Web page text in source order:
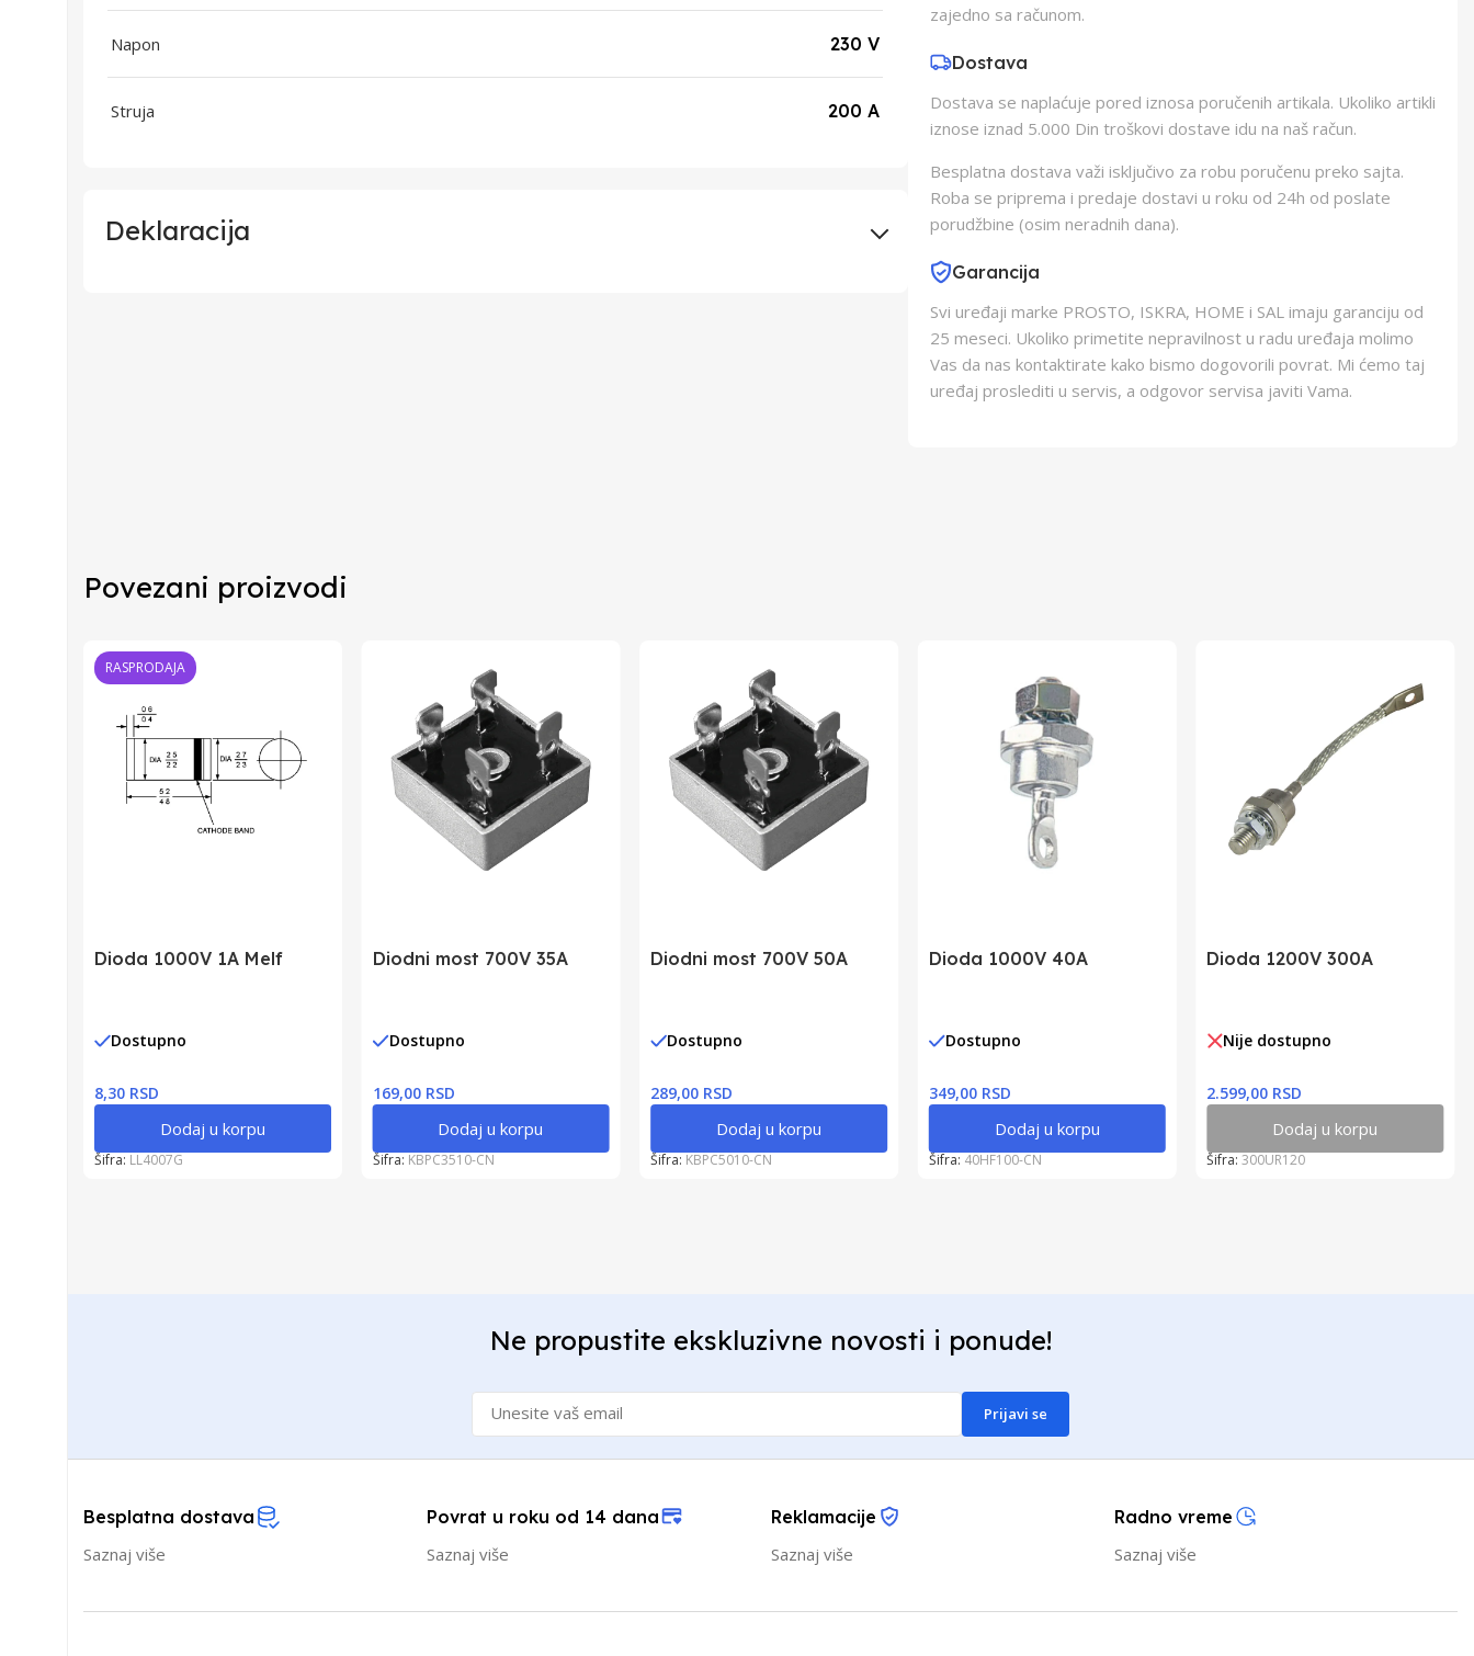
Napon 230 V
Struja 200 A
Deklaracija
zajedno sa računom.
Dostava
Dostava se naplaćuje pored iznosa poručenih artikala. Ukoliko artikli
iznose iznad 5.000 Din troškovi dostave idu na naš račun.
Besplatna dostava važi isključivo za robu poručenu preko sajta.
Roba se priprema i predaje dostavi u roku od 24h od poslate
porudžbine (osim neradnih dana).
Garancija
Svi uređaji marke PROSTO, ISKRA, HOME i SAL imaju garanciju od
25 meseci. Ukoliko primetite nepravilnost u radu uređaja molimo
Vas da nas kontaktirate kako bismo dogovorili povrat. Mi ćemo taj
uređaj proslediti u servis, a odgovor servisa javiti Vama.
Povezani proizvodi
RASPRODAJA
Dioda 1000V 1A Melf
Dostupno
8,30 RSD
Dodaj u korpu
Šifra: LL4007G
Diodni most 700V 35A
Dostupno
169,00 RSD
Dodaj u korpu
Šifra: KBPC3510-CN
Diodni most 700V 50A
Dostupno
289,00 RSD
Dodaj u korpu
Šifra: KBPC5010-CN
Dioda 1000V 40A
Dostupno
349,00 RSD
Dodaj u korpu
Šifra: 40HF100-CN
Dioda 1200V 300A
Nije dostupno
2.599,00 RSD
Dodaj u korpu
Šifra:300UR120
Ne propustite ekskluzivne novosti i ponude!
Prijavi se
Besplatna dostava
Saznaj više
Povrat u roku od 14 dana
Saznaj više
Reklamacije
Saznaj više
Radno vreme
Saznaj više